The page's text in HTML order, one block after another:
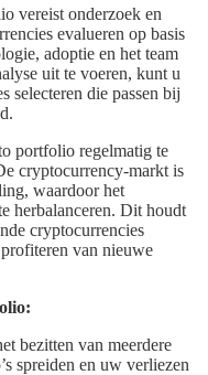
vereist onderzoek en
evalueren op basis
adoptie en het team
uit te voeren, kunt u
selecteren die passen bij
portfolio regelmatig te
cryptocurrency-markt is
waardoor het
herbalanceren. Dit houdt
cryptocurrencies
profiteren van nieuwe
bezitten van meerdere
spreiden en uw verliezen